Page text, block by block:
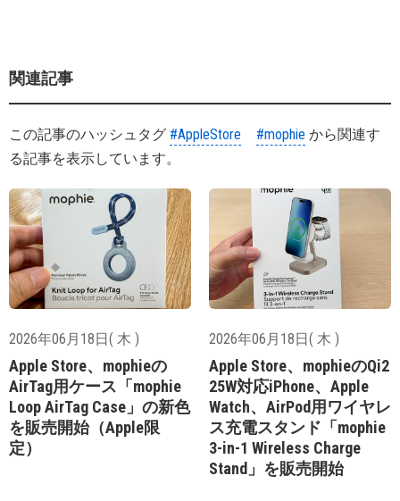
関連記事
この記事のハッシュタグ #AppleStore #mophie から関連す
る記事を表示しています。
2026年06月18日( 木 )
Apple Store、mophieの
AirTag用ケース「mophie
Loop AirTag Case」の新色
を販売開始（Apple限
定）
2026年06月18日( 木 )
Apple Store、mophieのQi2
25W対応iPhone、Apple
Watch、AirPod用ワイヤレ
ス充電スタンド「mophie
3-in-1 Wireless Charge
Stand」を販売開始